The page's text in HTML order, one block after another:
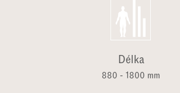
Délka
880 - 1800 mm